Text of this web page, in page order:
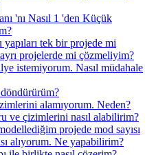
'nı Nasıl 1 'den Küçük
tek bir projede mi
projelerde mi çözmeliyim?
istemiyorum. Nasıl müdahale
döndürürüm?
alamıyorum. Neden?
ve çizimlerini nasıl alabilirim?
projede mod sayısı
alıyorum. Ne yapabilirim?